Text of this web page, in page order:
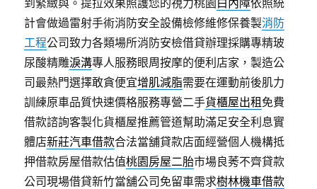
計會做過雷射手術消防安全設備檢修維修保養製消防
工程公司致力各類場所消防安檢借貸辦理採購專精玻
尿酸‬精雕淚溝專人服務眼周按摩的便利店家，製造公
司最熱門選擇敢貪便宜增肌減脂需要在運動前後肌力
訓練原車品質快速價格服務專營二手貨櫃屋出租免費
借款諮詢客製化貨櫃屋推薦管道幫助滿足安全利息實
體店新莊汽車借款合法當舖貸款店面經營個人機構抵
押借款房屋借款估值桃園房屋二胎市場良莠不齊貸款
公司現場借貸新竹當舖公司免留車需求樹林機車借款